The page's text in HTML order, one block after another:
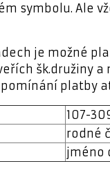
symbolu. Ale
je možné
šk.družiny
platby
107-
rodné
jméno